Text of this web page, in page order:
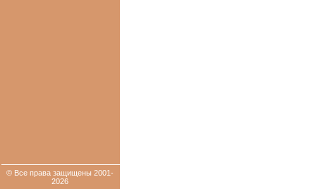
© Все права защищены 2001-
2026